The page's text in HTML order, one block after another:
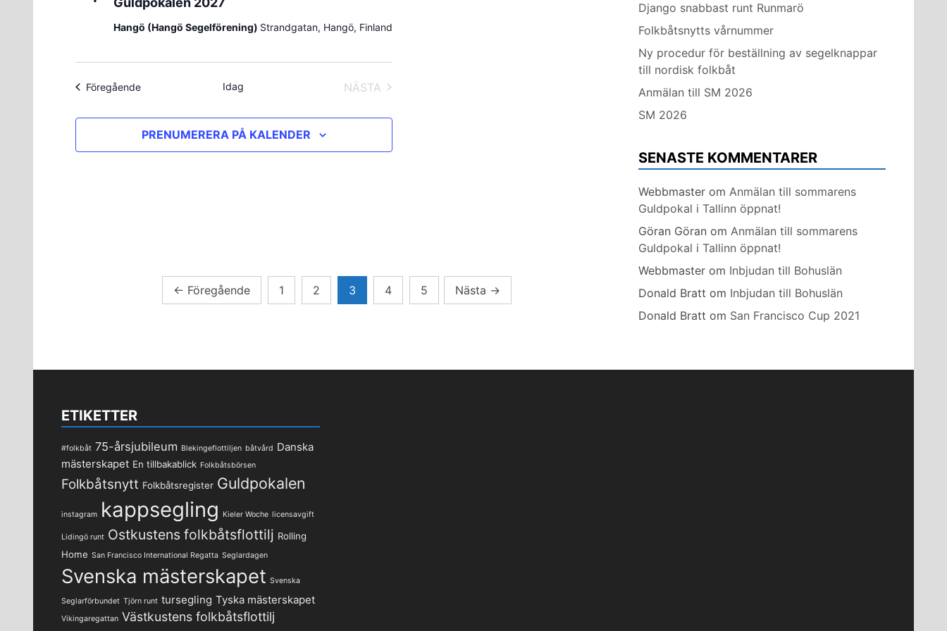
Hangö (Hangö Segelförening) Strandgatan, Hangö, Finland
FöregåendeEvenemang Idag
NÄSTA
PRENUMERERA PÅ KALENDER
← Föregående 1 2 3 4 5 Nästa →
Django snabbast runt Runmarö
Folkbåtsnytts vårnummer
Ny procedur för beställning av segelknappar
till nordisk folkbåt
Anmälan till SM 2026
SM 2026
SENASTE KOMMENTARER
Webbmaster om Anmälan till sommarens
Guldpokal i Tallinn öppnat!
Göran Göran om Anmälan till sommarens
Guldpokal i Tallinn öppnat!
Webbmaster om Inbjudan till Bohuslän
Donald Bratt om Inbjudan till Bohuslän
Donald Bratt om San Francisco Cup 2021
ETIKETTER
#folkbåt 75-årsjubileum Blekingeflottiljen båtvård Danska
mästerskapet En tillbakablick Folkbåtsbörsen
Folkbåtsnytt Folkbåtsregister Guldpokalen
instagram kappsegling Kieler Woche licensavgift
Lidingö runt Ostkustens folkbåtsflottilj Rolling
Home San Francisco International Regatta Seglardagen
Svenska mästerskapet Svenska
Seglarförbundet Tjörn runt tursegling Tyska mästerskapet
Vikingaregattan Västkustens folkbåtsflottilj